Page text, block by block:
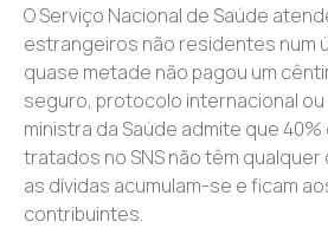
O Serviço Nacional de Saúde
estrangeiros não residentes num
quase metade não pagou um
seguro, protocolo internacional ou
ministra da Saúde admite que
tratados no SNS não têm
as dívidas acumulam-se e ficam
contribuintes.